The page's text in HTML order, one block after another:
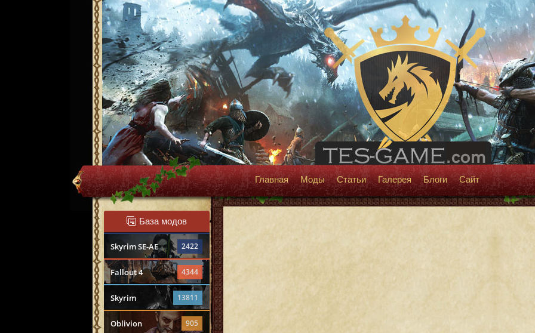
Главная Моды Статьи Галерея Блоги Сайт
База модов
Skyrim SE-AE 2422
Fallout 4 4344
Skyrim 13811
Oblivion 905